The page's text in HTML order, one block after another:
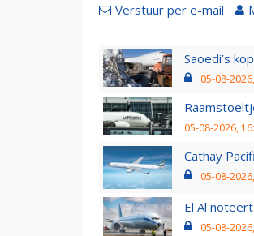
Verstuur per e-mail
Saoedi’s
05-08-
05-08-2026,
Cathay
05-08-
El Al
05-08-